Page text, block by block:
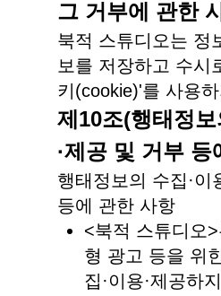
그 거부에 관한
북적 스튜디오는 정
보를 저장하고 수시
키(cookie)'를 사용
제10조(행태정
·제공 및 거부
행태정보의 수집·이
등에 관한 사항
<북적 스튜디오
형 광고 등을 위
집·이용·제공하